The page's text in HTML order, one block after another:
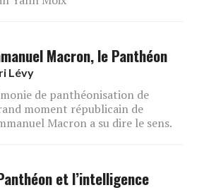
Macron, le Panthéon
Lévy
de panthéonisation de
moment républicain de
Macron a su dire le sens.
et l’intelligence